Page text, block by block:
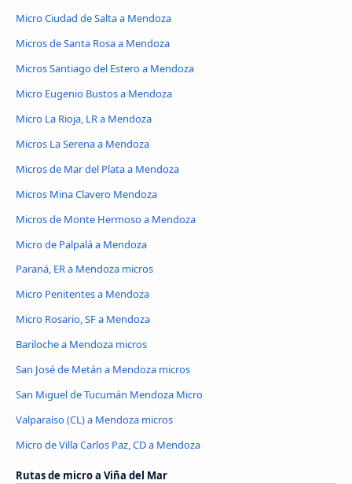
Micro Ciudad de Salta a Mendoza
Micros de Santa Rosa a Mendoza
Micros Santiago del Estero a Mendoza
Micro Eugenio Bustos a Mendoza
Micro La Rioja, LR a Mendoza
Micros La Serena a Mendoza
Micros de Mar del Plata a Mendoza
Micros Mina Clavero Mendoza
Micros de Monte Hermoso a Mendoza
Micro de Palpalá a Mendoza
Paraná, ER a Mendoza micros
Micro Penitentes a Mendoza
Micro Rosario, SF a Mendoza
Bariloche a Mendoza micros
San José de Metán a Mendoza micros
San Miguel de Tucumán Mendoza Micro
Valparaíso (CL) a Mendoza micros
Micro de Villa Carlos Paz, CD a Mendoza
Rutas de micro a Viña del Mar